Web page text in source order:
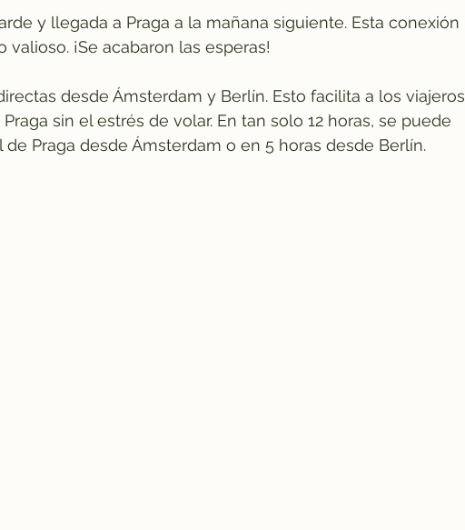
y llegada a Praga a la mañana siguiente. Esta conexión
¡Se acabaron las esperas!
desde Ámsterdam y Berlín. Esto facilita a los viajeros
sin el estrés de volar. En tan solo 12 horas, se puede
de Praga desde Ámsterdam o en 5 horas desde Berlín.